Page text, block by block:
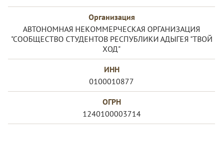
Организация
АВТОНОМНАЯ НЕКОММЕРЧЕСКАЯ ОРГАНИЗАЦИЯ
"СООБЩЕСТВО СТУДЕНТОВ РЕСПУБЛИКИ АДЫГЕЯ "ТВОЙ
ХОД"
ИНН
0100010877
ОГРН
1240100003714